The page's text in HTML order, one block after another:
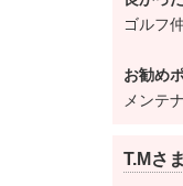
平成
会計年
正会員
平日会
ゴルフ
お勧め
メンテ
T.Mさ